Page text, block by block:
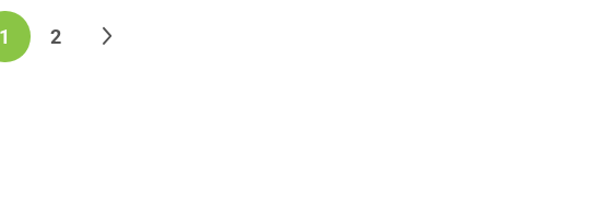
You're currently reading page
1 Page
2